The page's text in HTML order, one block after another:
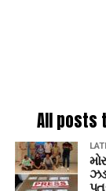
All posts